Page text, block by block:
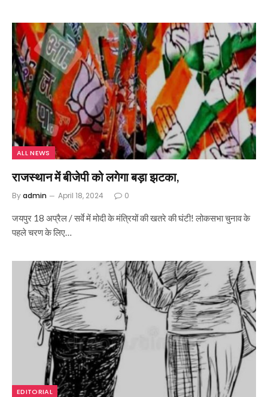
ALL NEWS
राजस्थान में बीजेपी को लगेगा बड़ा झटका,
Byadmin April 18, 2024 0
जयपुर 18 अप्रैल / सर्वे में मोदी के मंत्रियों की खतरे की घंटी! लोकसभा चुनाव के
पहले चरण के लिए…
EDITORIAL